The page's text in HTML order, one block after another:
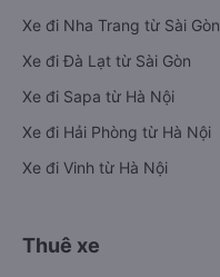
Xe đi Nha Trang từ Sài Gòn
Xe đi Đà Lạt từ Sài Gòn
Xe đi Sapa từ Hà Nội
Xe đi Hải Phòng từ Hà Nội
Xe đi Vinh từ Hà Nội
Thuê xe